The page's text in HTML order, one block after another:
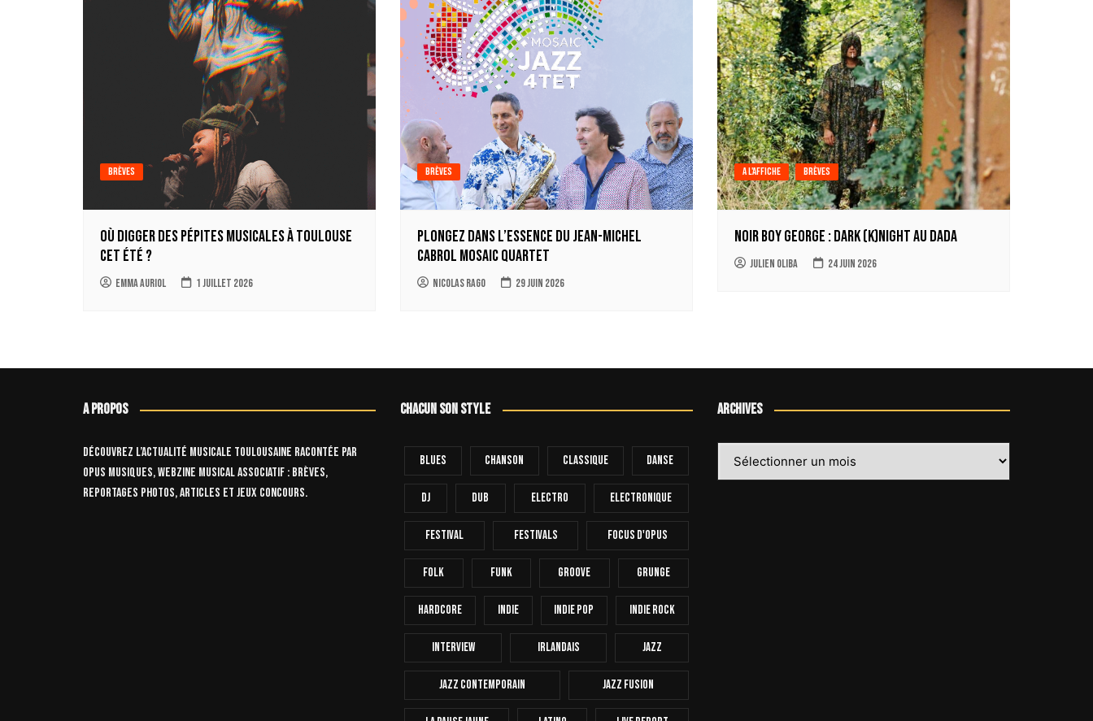
Brèves
Où digger des pépites musicales à Toulouse
cet été ?
Emma Auriol 1 juillet 2026
Brèves
Plongez dans l’essence du Jean-Michel
Cabrol Mosaic Quartet
Nicolas Rago 29 juin 2026
A l'affiche Brèves
Noir Boy George : Dark (k)Night au Dada
Julien Oliba 24 juin 2026
A propos
Découvrez l’actualité musicale toulousaine racontée par
OPUS Musiques, webzine musical associatif : brèves,
reportages photos, articles et jeux concours.
Chacun son style
Blues Chanson Classique Danse
Dj Dub Electro Electronique
FESTIVAL Festivals Focus D'Opus
Folk Funk Groove Grunge
Hardcore INDIE Indie Pop Indie Rock
Interview Irlandais Jazz
Jazz Contemporain Jazz Fusion
Archives